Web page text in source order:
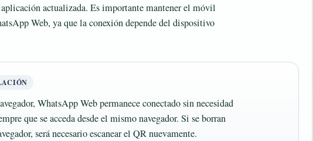
actualizada. Es importante mantener el móvil
Web, ya que la conexión depende del dispositivo
WhatsApp Web permanece conectado sin necesidad
que se acceda desde el mismo navegador. Si se borran
será necesario escanear el QR nuevamente.